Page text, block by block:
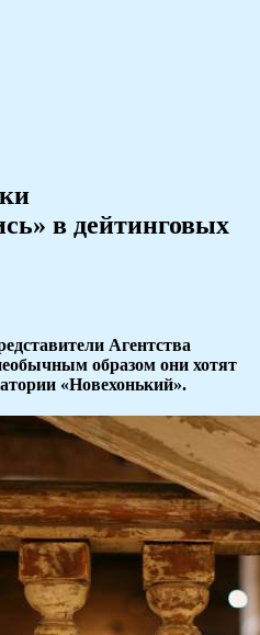
в дейтинговых
Агентства
образом они хотят
«Новехонький».